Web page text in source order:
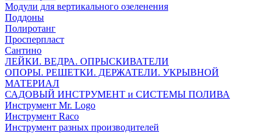
Модули для вертикального озеленения
Поддоны
Полиротанг
Просперпласт
Сантино
ЛЕЙКИ. ВЕДРА. ОПРЫСКИВАТЕЛИ
ОПОРЫ. РЕШЕТКИ. ДЕРЖАТЕЛИ. УКРЫВНОЙ
МАТЕРИАЛ
САДОВЫЙ ИНСТРУМЕНТ и СИСТЕМЫ ПОЛИВА
Инструмент Mr. Logo
Инструмент Raco
Инструмент разных производителей